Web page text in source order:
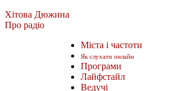
Хітова Дюжина
Про радіо
Міста і частоти
Як слухати онлайн
Програми
Лайфстайл
Ведучі